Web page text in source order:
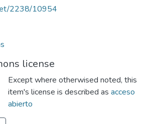
2238/10954
license
Except where otherwised noted, this
item's license is described as acceso
abierto